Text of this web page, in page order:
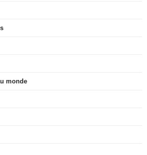
monde